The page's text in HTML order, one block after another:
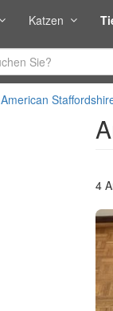
Katzen
American
4